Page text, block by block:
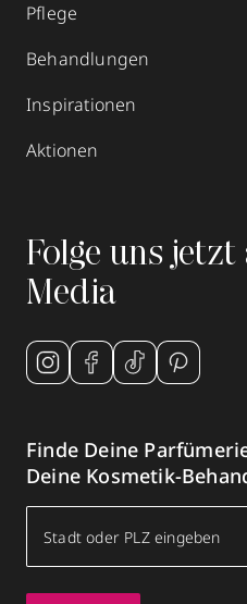
Pflege
Behandlungen
Inspirationen
Aktionen
Folge uns
Media
Finde Deine
Deine Kosmetik-